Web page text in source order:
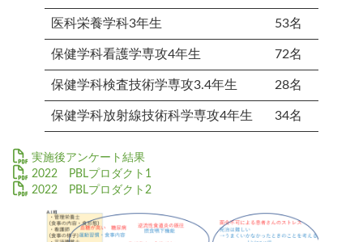
医科栄養学科3年生 53名
保健学科看護学専攻4年生 72名
保健学科検査技術学専攻3.4年生 28名
保健学科放射線技術科学専攻4年生 34名
実施後アンケート結果
2022 PBLプロダクト1
2022 PBLプロダクト2